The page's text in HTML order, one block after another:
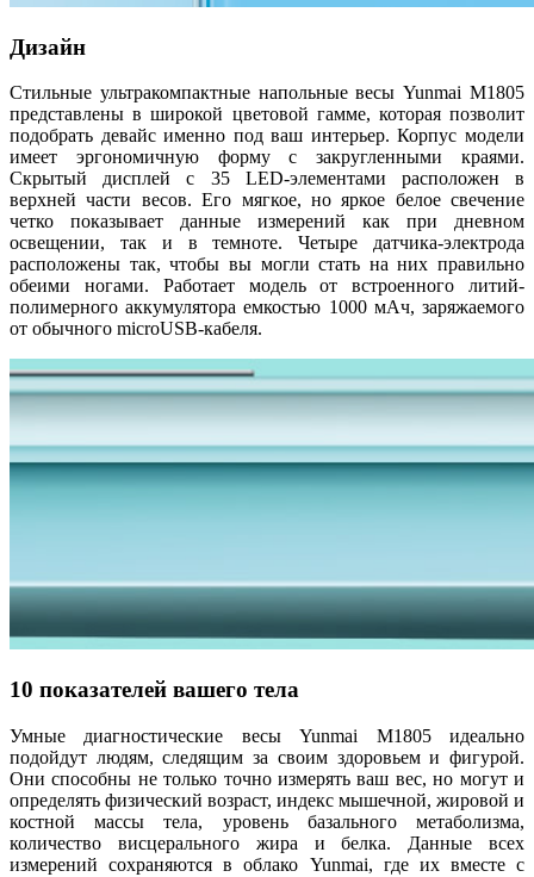
Дизайн
Стильные ультракомпактные напольные весы Yunmai М1805
представлены в широкой цветовой гамме, которая позволит
подобрать девайс именно под ваш интерьер. Корпус модели
имеет эргономичную форму с закругленными краями.
Скрытый дисплей с 35 LED-элементами расположен в
верхней части весов. Его мягкое, но яркое белое свечение
четко показывает данные измерений как при дневном
освещении, так и в темноте. Четыре датчика-электрода
расположены так, чтобы вы могли стать на них правильно
обеими ногами. Работает модель от встроенного литий-
полимерного аккумулятора емкостью 1000 мАч, заряжаемого
от обычного microUSB-кабеля.
10 показателей вашего тела
Умные диагностические весы Yunmai М1805 идеально
подойдут людям, следящим за своим здоровьем и фигурой.
Они способны не только точно измерять ваш вес, но могут и
определять физический возраст, индекс мышечной, жировой и
костной массы тела, уровень базального метаболизма,
количество висцерального жира и белка. Данные всех
измерений сохраняются в облако Yunmai, где их вместе с